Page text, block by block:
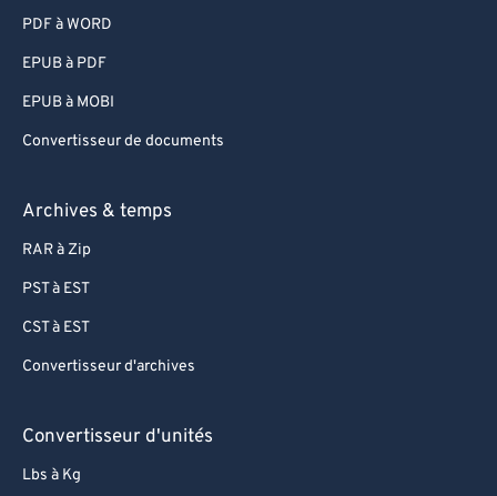
PDF à WORD
EPUB à PDF
EPUB à MOBI
Convertisseur de documents
Archives & temps
RAR à Zip
PST à EST
CST à EST
Convertisseur d'archives
Convertisseur d'unités
Lbs à Kg